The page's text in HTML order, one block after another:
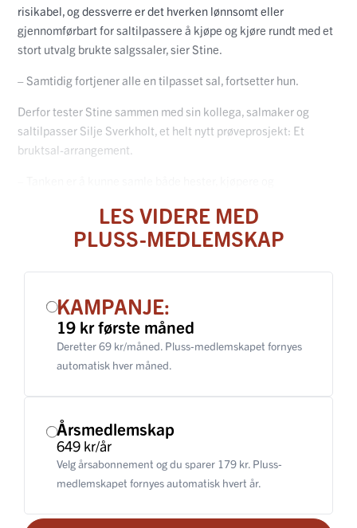
risikabel, og dessverre er det hverken lønnsomt eller
gjennomførbart for saltilpassere å kjøpe og kjøre rundt med et
stort utvalg brukte salgssaler, sier Stine.
– Samtidig fortjener alle en tilpasset sal, fortsetter hun.
Derfor tester Stine sammen med sin kollega, salmaker og
saltilpasser Silje Sverkholt, et helt nytt prøveprosjekt: Et
bruktsal-arrangement.
LES VIDERE MED
PLUSS-MEDLEMSKAP
KAMPANJE:
19 kr første måned
Deretter 69 kr/måned. Pluss-medlemskapet fornyes
automatisk hver måned.
Årsmedlemskap
649 kr/år
Velg årsabonnement og du sparer 179 kr. Pluss-
medlemskapet fornyes automatisk hvert år.